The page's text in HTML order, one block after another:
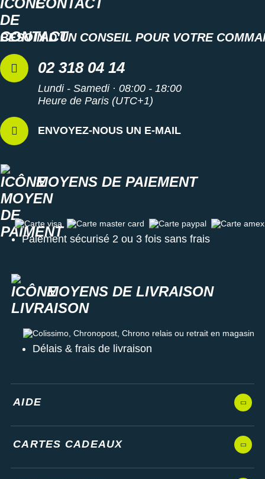
BESOIN D'UN CONSEIL POUR VOTRE
02 318 04 14
Lundi - Samedi · 08:00 - 18:00
Heure de Paris (UTC+1)
ENVOYEZ-NOUS UN E-MAIL
MOYENS DE PAIEMENT
Carte visa Carte master card Carte paypal Carte amex
Paiement sécurisé 2 ou 3 fois sans frais
MOYENS DE LIVRAISON
Colissimo, Chronopost, Chrono relais ou retrait en magasin
Délais & frais de livraison
AIDE
CARTES CADEAUX